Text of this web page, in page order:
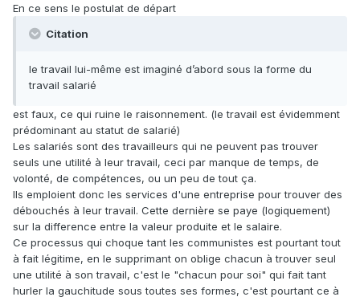
En ce sens le postulat de départ
Citation
le travail lui-même est imaginé d’abord sous la forme du
travail salarié
est faux, ce qui ruine le raisonnement. (le travail est évidemment
prédominant au statut de salarié)
Les salariés sont des travailleurs qui ne peuvent pas trouver
seuls une utilité à leur travail, ceci par manque de temps, de
volonté, de compétences, ou un peu de tout ça.
Ils emploient donc les services d'une entreprise pour trouver des
débouchés à leur travail. Cette dernière se paye (logiquement)
sur la difference entre la valeur produite et le salaire.
Ce processus qui choque tant les communistes est pourtant tout
à fait légitime, en le supprimant on oblige chacun à trouver seul
une utilité à son travail, c'est le "chacun pour soi" qui fait tant
hurler la gauchitude sous toutes ses formes, c'est pourtant ce à